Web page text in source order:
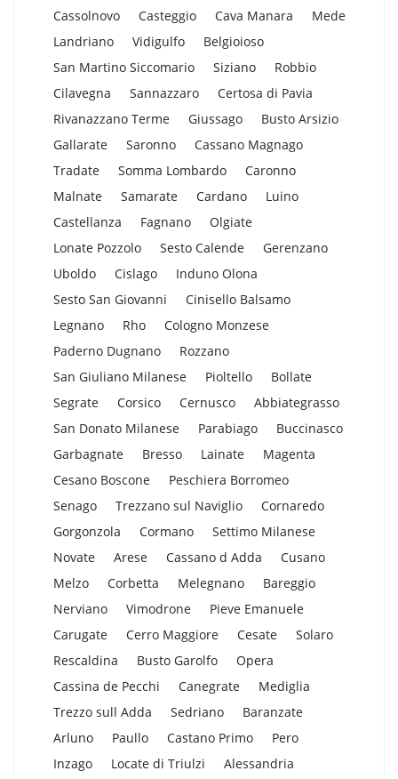
Cassolnovo
Casteggio Cava Manara
Mede
Landriano
Vidigulfo
Belgioioso
San Martino Siccomario
Siziano
Robbio
Cilavegna
Sannazzaro
Certosa di Pavia
Rivanazzano Terme
Giussago
Busto Arsizio
Gallarate
Saronno
Cassano Magnago
Tradate
Somma Lombardo
Caronno
Malnate
Samarate Cardano
Luino
Castellanza
Fagnano
Olgiate
Lonate Pozzolo
Sesto Calende
Gerenzano
Uboldo
Cislago
Induno Olona
Sesto San Giovanni
Cinisello Balsamo
Legnano
Rho
Cologno Monzese
Paderno Dugnano
Rozzano
San Giuliano Milanese
Pioltello
Bollate
Segrate
Corsico Cernusco
Abbiategrasso
San Donato Milanese
Parabiago
Buccinasco
Garbagnate
Bresso Lainate
Magenta
Cesano Boscone
Peschiera Borromeo
Senago
Trezzano sul Naviglio
Cornaredo
Gorgonzola
Cormano
Settimo Milanese
Novate
Arese Cassano d Adda
Cusano
Melzo
Corbetta Melegnano
Bareggio
Nerviano
Vimodrone
Pieve Emanuele
Carugate
Cerro Maggiore Cesate
Solaro
Rescaldina
Busto Garolfo
Opera
Cassina de Pecchi
Canegrate
Mediglia
Trezzo sull Adda
Sedriano
Baranzate
Arluno
Paullo Castano Primo
Pero
Inzago
Locate di Triulzi
Alessandria